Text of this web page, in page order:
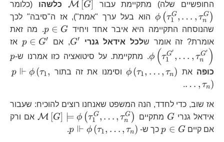
החופשיים שלה) מתקיימת עבור
M [G] כלשהו (כלומר
ϕ (τ1
G, … , τn
G )
הוא בעל ערך "אמת"), אז ה"סיבה" לכך
שהנוסחה התקיימה היא איבר אחד ויחיד
p\in
G
p ∈ G
. מה זאת
אומרת? זה אומר שלכל אידאל גנרי G^{\prime}
G′ , אם
p\in
p ∈ G′ אז
ϕ (τ1
G′ , … , τn
G′ ) . מתקיימת. על סיטואציה כזו אמרנו ש-p
כופה את ϕ (τ1, … , τn) וסימנו את זה בתור p ⊩ ϕ (τ1,
… , τn)
.
אז שוב, כדי לחדד, הנה המשפט שאנחנו רוצים להוכיח: שעבור
אידאל גנרי
G G מתקיים M [G] ⊨ ϕ (τ1
G, … , τn
G )
אם ורק
אם קיים
p\in
p ∈ G כך ש- p ⊩ ϕ (τ1, … , τn)
.